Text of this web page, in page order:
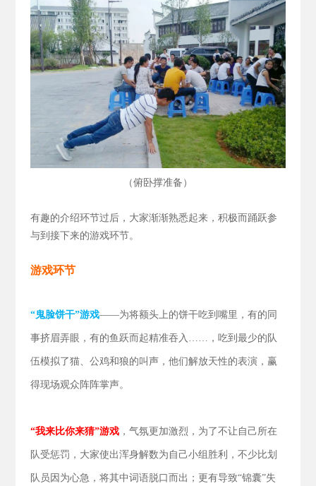
（俯卧撑准备 ）
有趣的介绍环节过后，大家渐渐熟悉起来，积极而踊跃参
与到接下来的游戏环节。
游戏环节
“鬼脸饼干”游戏——为将额头上的饼干吃到嘴里，有的同
事挤眉弄眼，有的鱼跃而起精准吞入……，吃到最少的队
伍模拟了猫、公鸡和狼的叫声，他们解放天性的表演，赢
得现场观众阵阵掌声。
“我来比你来猜”游戏，气氛更加激烈，为了不让自己所在
队受惩罚，大家使出浑身解数为自己小组胜利，不少比划
队员因为心急，将其中词语脱口而出；更有导致“锦囊”失